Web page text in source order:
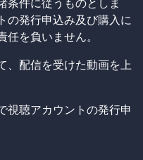
条件に従うものとしま
の発行申込み及び購入に
を負いません。
、配信を受けた動画を上
視聴アカウントの発行申